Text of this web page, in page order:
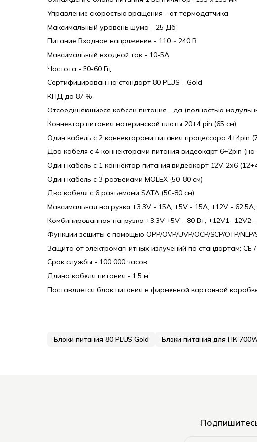
Управление скоростью вращения - от термодатчика
Максимальный уровень шума - 25 Дб
Питание Входное напряжение - 110 ~ 240 В
Максимальный входной ток - 10-5А
Частота - 50-60 Гц
Сертифицирован на стандарт 80 PLUS - Gold
КПД до 87 %
Отсоединяющиеся кабели питания - да (полностью
Коннектор питания материнской платы 20+4 pin (65 см)
Один кабель с 2 коннекторами питания процессора 4+4pin
Два кабеля с 4 коннекторами питания видеокарт 6+2pin
Один кабель с 1 коннектор питания видеокарт 12V-2х6
Один кабель с 3 разъемами MOLEX (50-80 см)
Два кабеля с 6 разъемами SATA (50-80 см)
Максимальная нагрузка +3.3V - 15A, +5V - 15A, +12V -
Комбинированная нагрузка +3.3V +5V - 80 Вт, +12V1 -12V2
Функции защиты с помощью OPP/OVP/UVP/OCP/SCP/OTP/NLP/
Защита от электромагнитных излучений по стандартам: CE /
Срок службы - 100 000 часов
Длина кабеля питания - 1,5 м
Поставляется блок питания в фирменной картонной
Блоки питания 80 PLUS Gold Блоки питания для ПК